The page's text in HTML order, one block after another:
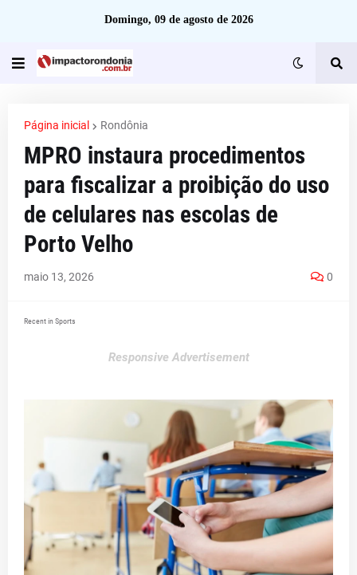
Domingo, 09 de agosto de 2026
Página inicial Rondônia
MPRO instaura procedimentos
para fiscalizar a proibição do uso
de celulares nas escolas de
Porto Velho
maio 13, 2026 0
Recent in Sports
Responsive Advertisement